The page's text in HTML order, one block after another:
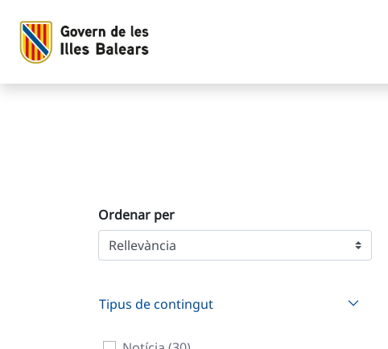
Ordenar per
Tipus de contingut